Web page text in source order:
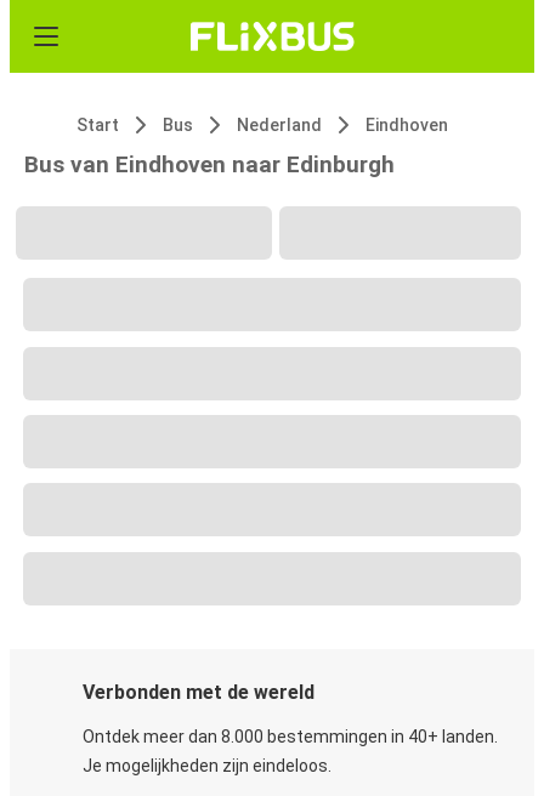
Start Bus Nederland Eindhoven
Bus van Eindhoven naar Edinburgh
Verbonden met de wereld
Ontdek meer dan 8.000 bestemmingen in 40+ landen.
Je mogelijkheden zijn eindeloos.